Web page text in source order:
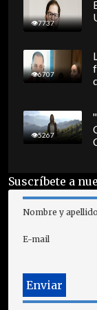
7737
6707
5267
Suscríbete a
Nombre y apellido
E-mail